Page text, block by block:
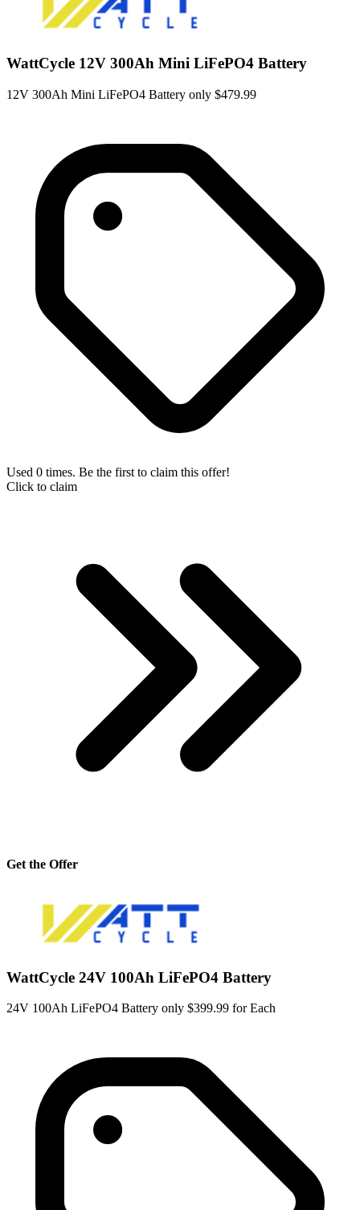
WattCycle 12V 300Ah Mini LiFePO4 Battery
12V 300Ah Mini LiFePO4 Battery only $479.99
Used 0 times. Be the first to claim this offer!
Click to claim
Get the Offer
WattCycle 24V 100Ah LiFePO4 Battery
24V 100Ah LiFePO4 Battery only $399.99 for Each